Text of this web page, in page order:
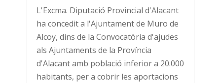
L'Excma. Diputació Provincial d'Alacant
ha concedit a l'Ajuntament de Muro de
Alcoy, dins de la Convocatòria d'ajudes
als Ajuntaments de la Província
d'Alacant amb població inferior a 20.000
habitants, per a cobrir les aportacions